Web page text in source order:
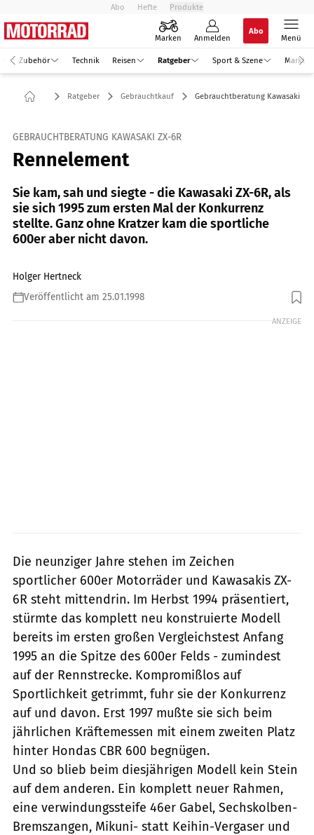
Abo Hefte Produkte
Marken Anmelden
Abo
Menü
Zubehör Technik Reisen Ratgeber Sport & Szene Markt
Ratgeber Gebrauchtkauf Gebrauchtberatung Kawasaki
GEBRAUCHTBERATUNG KAWASAKI ZX-6R
Rennelement
Sie kam, sah und siegte - die Kawasaki ZX-6R, als
sie sich 1995 zum ersten Mal der Konkurrenz
stellte. Ganz ohne Kratzer kam die sportliche
600er aber nicht davon.
Holger Hertneck
Veröffentlicht am 25.01.1998
ANZEIGE
Die neunziger Jahre stehen im Zeichen
sportlicher 600er Motorräder und Kawasakis ZX-
6R steht mittendrin. Im Herbst 1994 präsentiert,
stürmte das komplett neu konstruierte Modell
bereits im ersten großen Vergleichstest Anfang
1995 an die Spitze des 600er Felds - zumindest
auf der Rennstrecke. Kompromißlos auf
Sportlichkeit getrimmt, fuhr sie der Konkurrenz
auf und davon. Erst 1997 mußte sie sich beim
jährlichen Kräftemessen mit einem zweiten Platz
hinter Hondas CBR 600 begnügen.
Und so blieb beim diesjährigen Modell kein Stein
auf dem anderen. Ein komplett neuer Rahmen,
eine verwindungssteife 46er Gabel, Sechskolben-
Bremszangen, Mikuni- statt Keihin-Vergaser und